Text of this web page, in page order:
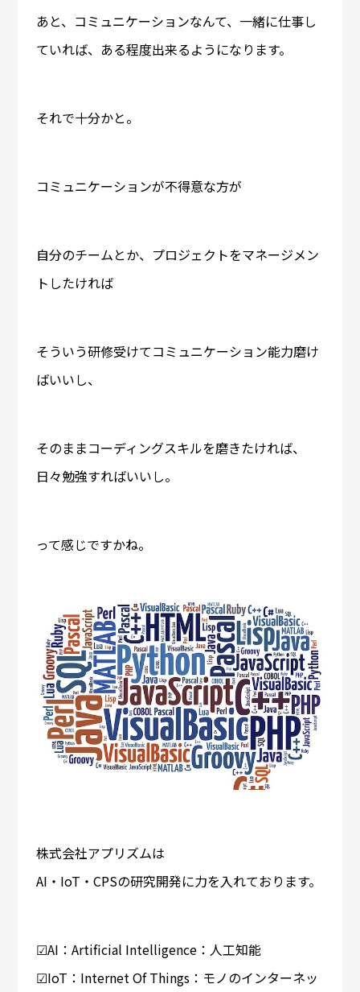
あと、コミュニケーションなんて、一緒に仕事し
ていれば、ある程度出来るようになります。
それで十分かと。
コミュニケーションが不得意な方が
自分のチームとか、プロジェクトをマネージメン
トしたければ
そういう研修受けてコミュニケーション能力磨け
ばいいし、
そのままコーディングスキルを磨きたければ、
日々勉強すればいいし。
って感じですかね。
株式会社アプリズムは
AI・IoT・CPSの研究開発に力を入れております。
☑AI：Artificial Intelligence：人工知能
☑IoT：Internet Of Things：モノのインターネッ